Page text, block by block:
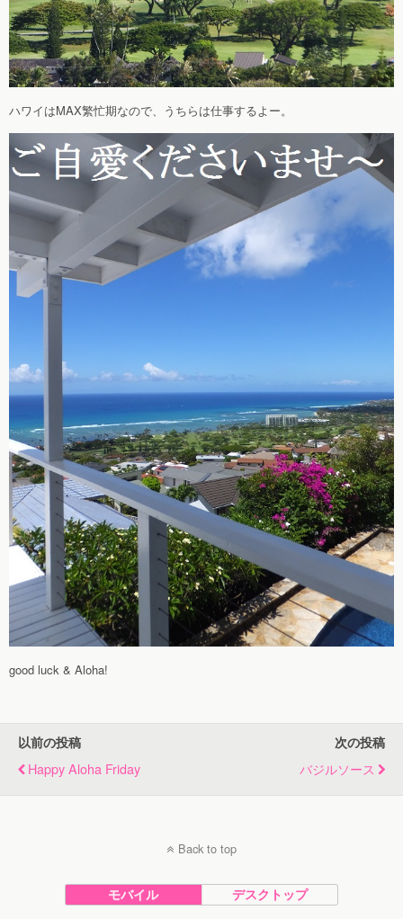
ハワイはMAX繁忙期なので、うちらは仕事するよー。
good luck & Aloha!
以前の投稿
Happy Aloha Friday
次の投稿
バジルソース
Back to top
モバイル デスクトップ